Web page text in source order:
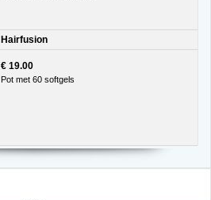
Hairfusion
€ 19.00
Pot met 60 softgels